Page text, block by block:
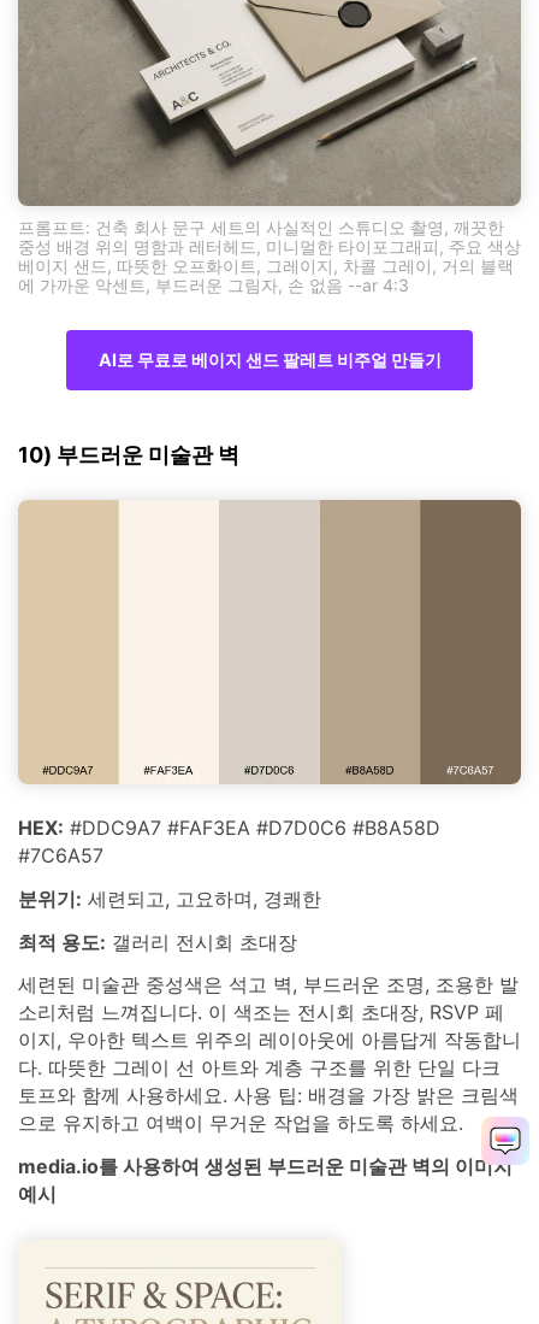
프롬프트: 건축 회사 문구 세트의 사실적인 스튜디오 촬영, 깨끗한
중성 배경 위의 명함과 레터헤드, 미니멀한 타이포그래피, 주요 색상
베이지 샌드, 따뜻한 오프화이트, 그레이지, 차콜 그레이, 거의 블랙
에 가까운 악센트, 부드러운 그림자, 손 없음 --ar 4:3
AI로 무료로 베이지 샌드 팔레트 비주얼 만들기
10) 부드러운 미술관 벽
HEX: #DDC9A7 #FAF3EA #D7D0C6 #B8A58D
#7C6A57
분위기: 세련되고, 고요하며, 경쾌한
최적 용도: 갤러리 전시회 초대장
세련된 미술관 중성색은 석고 벽, 부드러운 조명, 조용한 발
소리처럼 느껴집니다. 이 색조는 전시회 초대장, RSVP 페
이지, 우아한 텍스트 위주의 레이아웃에 아름답게 작동합니
다. 따뜻한 그레이 선 아트와 계층 구조를 위한 단일 다크
토프와 함께 사용하세요. 사용 팁: 배경을 가장 밝은 크림색
으로 유지하고 여백이 무거운 작업을 하도록 하세요.
media.io를 사용하여 생성된 부드러운 미술관 벽의 이미지
예시